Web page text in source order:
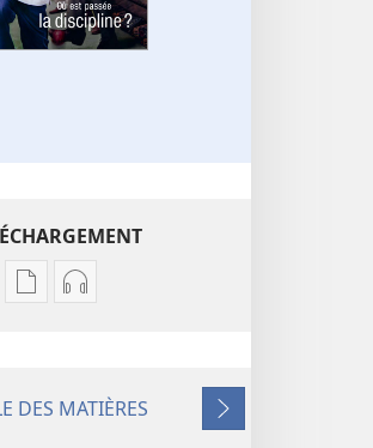
Options
publications
Options
enregistrements
DES MATIÈRES
Suivant